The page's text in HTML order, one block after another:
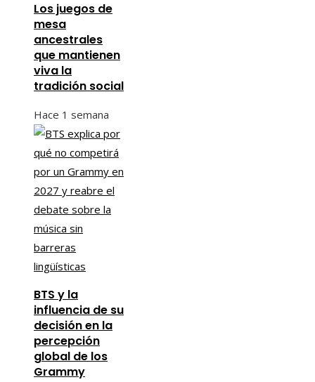
Los juegos de
mesa
ancestrales
que mantienen
viva la
tradición social
Hace 1 semana
BTS y la
influencia de su
decisión en la
percepción
global de los
Grammy